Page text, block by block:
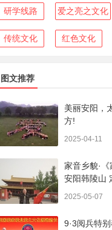
研学线路 爱之亮之文化
传统文化 红色文化
图文推荐
美丽安阳，
方!
2025-04-11
家音乡貌·《
安阳韩陵山
2025-05-07
9·3阅兵特